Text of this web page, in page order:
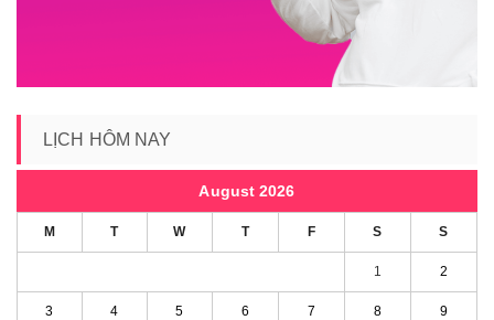
LỊCH HÔM NAY
August 2026
M T W T F S S
1 2
3 4 5 6 7 8 9